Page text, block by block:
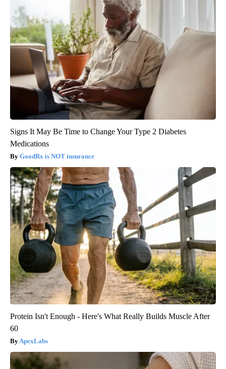
Signs It May Be Time to Change Your Type 2 Diabetes
Medications
GoodRx is NOT insurance
Protein Isn't Enough - Here's What Really Builds Muscle After
60
ApexLabs